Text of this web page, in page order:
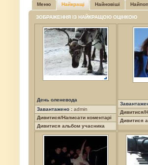
Меню Найкращі Найновіші
ЗОБРАЖЕННЯ ІЗ НАЙКРАЩОЮ ОЦІНКОЮ
День оленевода
Завантажено : admin
Дивитися/Написати коментарі
Дивитися альбом учасника
Дивитися/
Дивитися